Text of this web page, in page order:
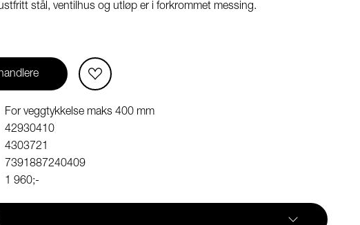
stål, ventilhus og utløp er i forkrommet messing.
For veggtykkelse maks 400 mm
42930410
4303721
7391887240409
1 960;-